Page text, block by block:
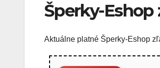
Šperky-Eshop
Aktuálne platné Šperky-Eshop